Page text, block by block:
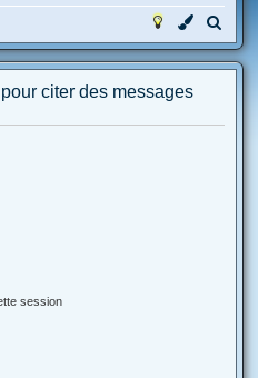
e
e
citer des messages
session